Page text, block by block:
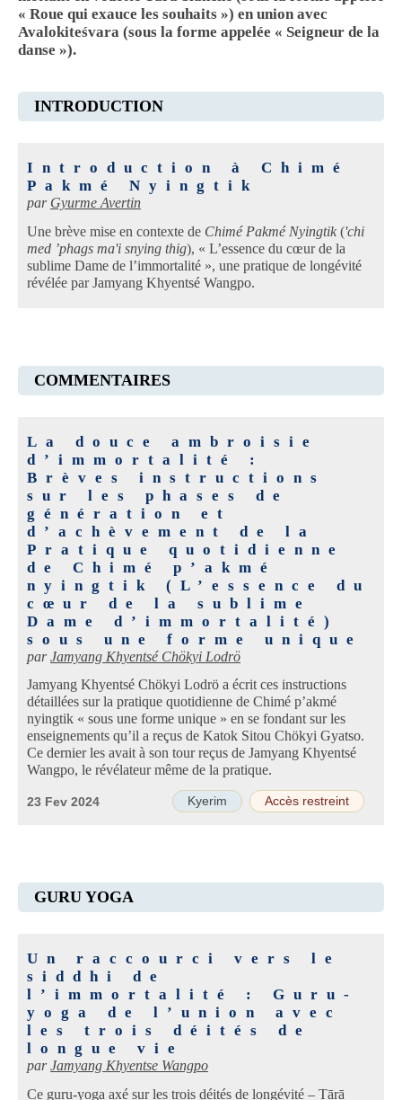
« Roue qui exauce les souhaits ») en union avec
Avalokiteśvara (sous la forme appelée « Seigneur de la
danse »).
INTRODUCTION
Introduction à Chimé
Pakmé Nyingtik
par Gyurme Avertin
Une brève mise en contexte de Chimé Pakmé Nyingtik ('chi
med ’phags ma'i snying thig), « L’essence du cœur de la
sublime Dame de l’immortalité », une pratique de longévité
révélée par Jamyang Khyentsé Wangpo.
COMMENTAIRES
La douce ambroisie
d’immortalité :
Brèves instructions
sur les phases de
génération et
d’achèvement de la
Pratique quotidienne
de Chimé p’akmé
nyingtik (L’essence du
cœur de la sublime
Dame d’immortalité)
sous une forme unique
parJamyang Khyentsé Chökyi Lodrö
Jamyang Khyentsé Chökyi Lodrö a écrit ces instructions
détaillées sur la pratique quotidienne de Chimé p’akmé
nyingtik « sous une forme unique » en se fondant sur les
enseignements qu’il a reçus de Katok Sitou Chökyi Gyatso.
Ce dernier les avait à son tour reçus de Jamyang Khyentsé
Wangpo, le révélateur même de la pratique.
Kyerim Accès restreint
23 Fev 2024
GURU YOGA
Un raccourci vers le
siddhi de
l’immortalité : Guru-
yoga de l’union avec
les trois déités de
longue vie
parJamyang Khyentse Wangpo
Ce guru-yoga axé sur les trois déités de longévité – Tārā